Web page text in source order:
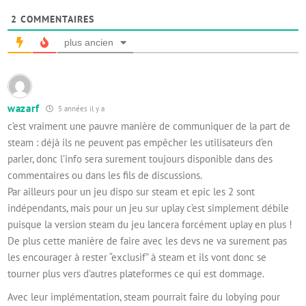
2 COMMENTAIRES
plus ancien
wazarf 5 années il y a
c’est vraiment une pauvre manière de communiquer de la part de
steam : déjà ils ne peuvent pas empêcher les utilisateurs d’en
parler, donc l’info sera surement toujours disponible dans des
commentaires ou dans les fils de discussions.
Par ailleurs pour un jeu dispo sur steam et epic les 2 sont
indépendants, mais pour un jeu sur uplay c’est simplement débile
puisque la version steam du jeu lancera forcément uplay en plus !
De plus cette manière de faire avec les devs ne va surement pas
les encourager à rester “exclusif” à steam et ils vont donc se
tourner plus vers d’autres plateformes ce qui est dommage.
Avec leur implémentation, steam pourrait faire du lobying pour